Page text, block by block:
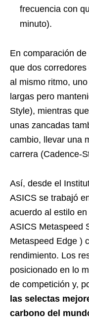
frecuencia con
minuto).
En comparación
que dos
al mismo ritmo,
largas pero
Style), mientras
unas zancadas
cambio, llevar una
carrera (Cadence-
Así, desde el
ASICS se trabajó
acuerdo al estilo
ASICS Metaspeed
Metaspeed Edge )
rendimiento. Los
posicionado en lo
de competición y,
las selectas
carbono del